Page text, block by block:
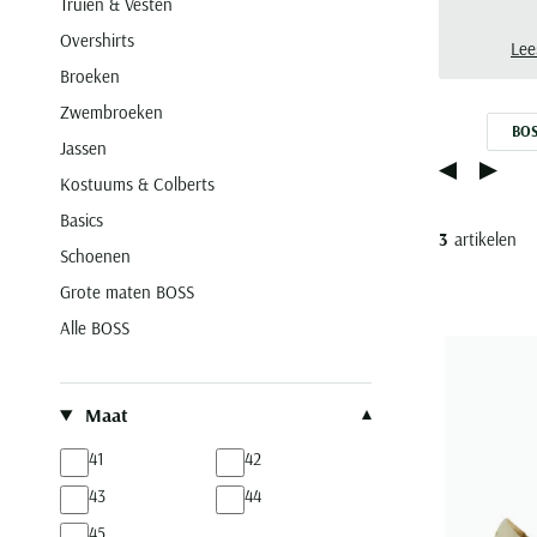
als
Overshirts
Broeken
Zwembroeken
Jassen
Kostuums & Colberts
Basics
Schoenen
Grote maten BOSS
Alle BOSS
Maat
41
42
43
44
3 artikelen